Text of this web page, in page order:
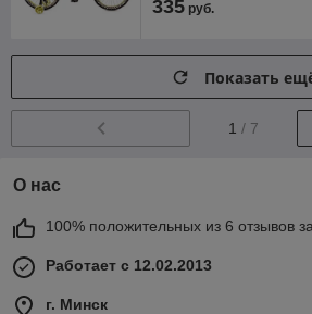
335 руб.
Показать
1 / 7
О нас
100% положительных из 6 отзывов
Работает с 12.02.2013
г. Минск